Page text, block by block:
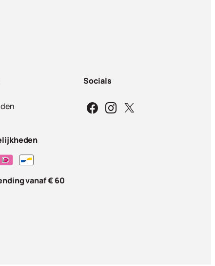
vanaf € 60
Socials